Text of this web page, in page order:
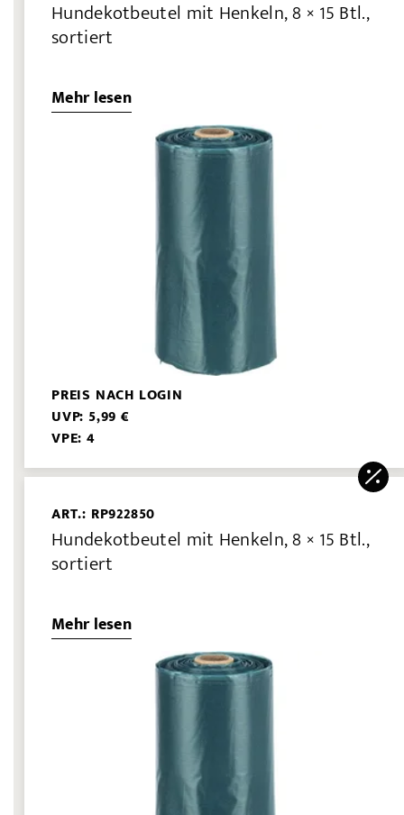
Hundekotbeutel mit Henkeln, 8 × 15 Btl.,
sortiert
Mehr lesen
PREIS NACH LOGIN
UVP: 5,99 €
VPE: 4
ART.: RP922850
Hundekotbeutel mit Henkeln, 8 × 15 Btl.,
sortiert
Mehr lesen